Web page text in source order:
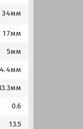
34мм
17мм
5мм
4.4мм
0.6
13.5